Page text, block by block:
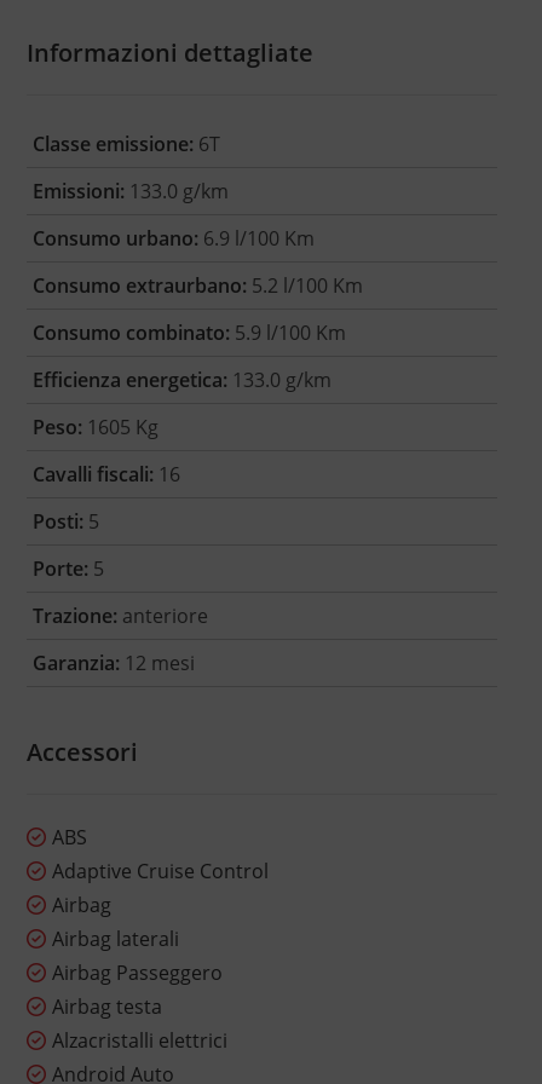
Informazioni dettagliate
Classe emissione: 6T
Emissioni: 133.0 g/km
Consumo urbano: 6.9 l/100 Km
Consumo extraurbano: 5.2 l/100 Km
Consumo combinato: 5.9 l/100 Km
Efficienza energetica: 133.0 g/km
Peso: 1605 Kg
Cavalli fiscali: 16
Posti: 5
Porte: 5
Trazione: anteriore
Garanzia: 12 mesi
Accessori
ABS
Adaptive Cruise Control
Airbag
Airbag laterali
Airbag Passeggero
Airbag testa
Alzacristalli elettrici
Android Auto